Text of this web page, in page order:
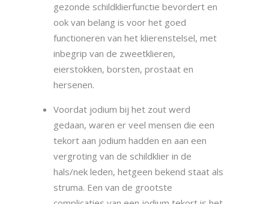
gezonde schildklierfunctie bevordert en
ook van belang is voor het goed
functioneren van het klierenstelsel, met
inbegrip van de zweetklieren,
eierstokken, borsten, prostaat en
hersenen.
Voordat jodium bij het zout werd
gedaan, waren er veel mensen die een
tekort aan jodium hadden en aan een
vergroting van de schildklier in de
hals/nek leden, hetgeen bekend staat als
struma. Een van de grootste